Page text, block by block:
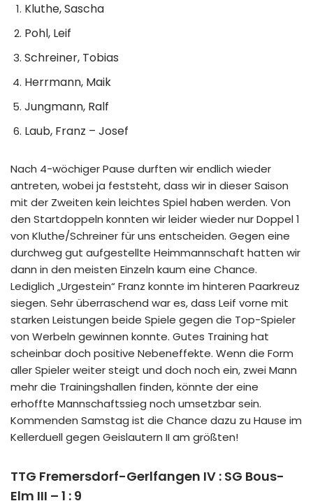
Kluthe, Sascha
Pohl, Leif
Schreiner, Tobias
Herrmann, Maik
Jungmann, Ralf
Laub, Franz – Josef
Nach 4-wöchiger Pause durften wir endlich wieder
antreten, wobei ja feststeht, dass wir in dieser Saison
mit der Zweiten kein leichtes Spiel haben werden. Von
den Startdoppeln konnten wir leider wieder nur Doppel 1
von Kluthe/Schreiner für uns entscheiden. Gegen eine
durchweg gut aufgestellte Heimmannschaft hatten wir
dann in den meisten Einzeln kaum eine Chance.
Lediglich „Urgestein“ Franz konnte im hinteren Paarkreuz
siegen. Sehr überraschend war es, dass Leif vorne mit
starken Leistungen beide Spiele gegen die Top-Spieler
von Werbeln gewinnen konnte. Gutes Training hat
scheinbar doch positive Nebeneffekte. Wenn die Form
aller Spieler weiter steigt und doch noch ein, zwei Mann
mehr die Trainingshallen finden, könnte der eine
erhoffte Mannschaftssieg noch umsetzbar sein.
Kommenden Samstag ist die Chance dazu zu Hause im
Kellerduell gegen Geislautern II am größten!
TTG Fremersdorf-Gerlfangen IV : SG Bous-
Elm III – 1 : 9